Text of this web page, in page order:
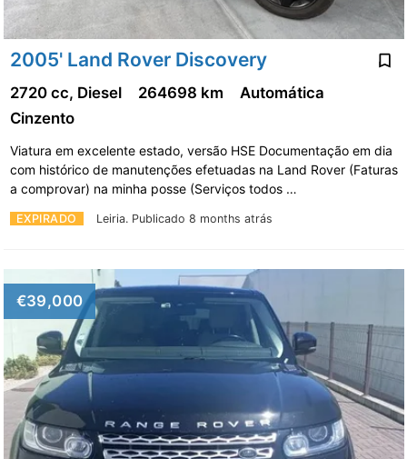
2005' Land Rover Discovery
EXPIRADO Leiria. Publicado 8 months atrás
2720 cc, Diesel 264698 km
Automática
Cinzento
Viatura em excelente estado, versão HSE Documentação em dia
com histórico de manutenções efetuadas na Land Rover (Faturas
a comprovar) na minha posse (Serviços todos …
€39,000